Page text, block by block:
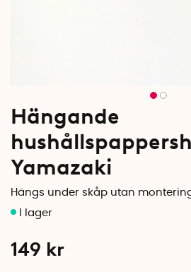
Hängande
Yamazaki
Hängs under skåp utan
149 kr